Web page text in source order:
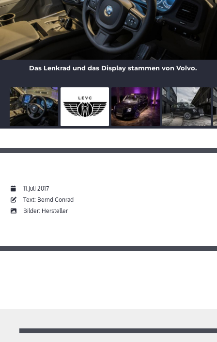
Das Lenkrad und das Display stammen von Volvo.
11.Juli 2017
Text: Bernd Conrad
Bilder: Hersteller